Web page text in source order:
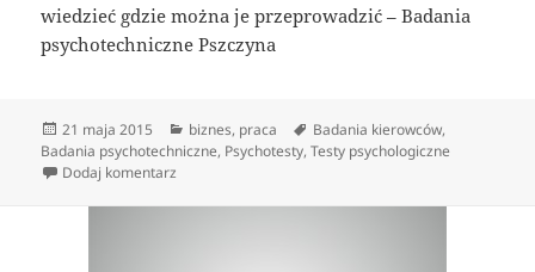
wiedzieć gdzie można je przeprowadzić – Badania
psychotechniczne Pszczyna
Data
publikacji
21 maja 2015 Kategorie
biznes, praca Tagi
Badania kierowców,
Badania psychotechniczne, Psychotesty,Testy psychologiczne
Dodaj komentarz